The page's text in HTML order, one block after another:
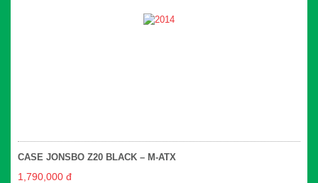
CASE JONSBO Z20 BLACK – M-ATX
1,790,000 đ